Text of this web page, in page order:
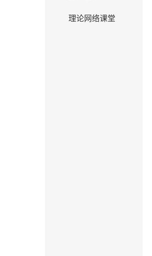
理论网络课堂